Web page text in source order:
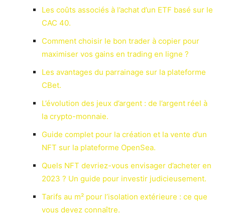
Les coûts associés à l’achat d’un ETF basé sur le
CAC 40.
Comment choisir le bon trader à copier pour
maximiser vos gains en trading en ligne ?
Les avantages du parrainage sur la plateforme
CBet.
L’évolution des jeux d’argent : de l’argent réel à
la crypto-monnaie.
Guide complet pour la création et la vente d’un
NFT sur la plateforme OpenSea.
Quels NFT devriez-vous envisager d’acheter en
2023 ? Un guide pour investir judicieusement.
Tarifs au m² pour l’isolation extérieure : ce que
vous devez connaître.